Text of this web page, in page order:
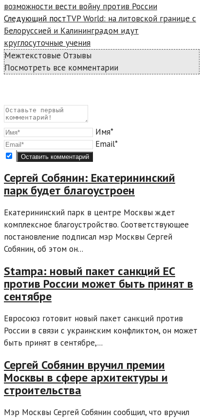
возможности вести войну против России
Следующий постTVP World: на литовской границе с
Белоруссией и Калининградом идут
круглосуточные учения
Межтекстовые Отзывы
Посмотреть все комментарии
Имя*
Email*
Сергей Собянин: Екатерининский
парк будет благоустроен
Екатерининский парк в центре Москвы ждет
комплексное благоустройство. Соответствующее
постановление подписал мэр Москвы Сергей
Собянин, об этом он...
Stampa: новый пакет санкций ЕС
против России может быть принят в
сентябре
Евросоюз готовит новый пакет санкций против
России в связи с украинским конфликтом, он может
быть принят в сентябре,...
Сергей Собянин вручил премии
Москвы в сфере архитектуры и
строительства
Мэр Москвы Сергей Собянин сообщил, что вручил